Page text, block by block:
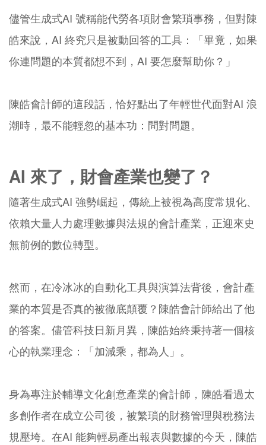
儘管生成式AI 號稱能代勞各項財會繁瑣事務，但對陳
皓來說，AI 終究只是被動回答的工具：「畢竟，如果
你連問題的本質都想不到，AI 要怎麼幫助你？」
陳皓會計師的這段話，恰好點出了年輕世代面對AI 浪
潮時，最不能輕忽的基本功：問對問題。
AI 來了，財會產業也變了？
隨著生成式AI 強勢崛起，傳統上被視為高度常規化、
依賴大量人力處理數據與法規的會計產業，正迎來史
無前例的數位轉型。
然而，在冷冰冰的自動化工具與演算法背後，會計產
業的本質是否真的被徹底顛覆？陳皓會計師給出了他
的答案。儘管科技日新月異，陳皓始終秉持著一個核
心的執業理念：「加減乘，都為人」。
身為專注於輔導文化創意產業的會計師，陳皓看過太
多創作者在成立公司後，被繁瑣的財務管理與稅務法
規壓垮。在AI 能夠輕易產出報表與數據的今天，陳皓